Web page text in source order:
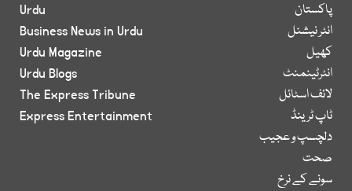
پاکستان
انٹر نیشنل
کھیل
انٹرٹینمنٹ
لائف اسٹائل
ٹاپ ٹرینڈ
دلچسپ و عجیب
صحت
سونے کے نرخ
Urdu
Business News in Urdu
Urdu Magazine
Urdu Blogs
The Express Tribune
Express Entertainment